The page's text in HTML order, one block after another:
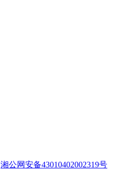
湘公网安备43010402002319号